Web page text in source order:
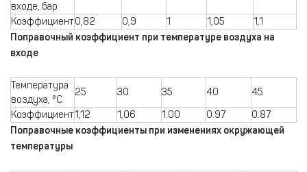
входе, бар
Коэффициент0,82 0,9 1 1,05
1,1
Поправочный коэффициент при температуре воздуха на
входе
Температура
воздуха, °С
25 30 35 40
45
Коэффициент1,12 1,06 1.00 0.97
0.87
Поправочные коэффициенты при изменениях окружающей
температуры